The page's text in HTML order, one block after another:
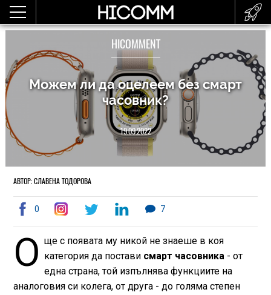
HICOMMENT
Можем ли да оцелеем без смарт
часовник?
19.09.2022
АВТОР: СЛАВЕНА ТОДОРОВА
0 7
О ще с появата му никой не знаеше в коя
категория да постави смарт часовника - от
една страна, той изпълнява функциите на
аналоговия си колега, от друга - до голяма степен